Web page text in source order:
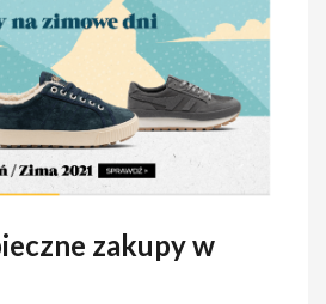
zakupy w